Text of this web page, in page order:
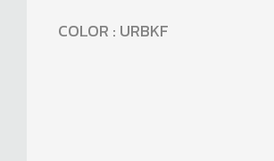
COLOR : URBKF